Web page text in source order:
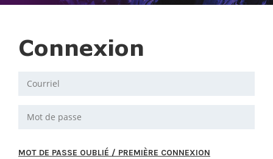
Connexion
MOT DE PASSE OUBLIÉ / PREMIÈRE CONNEXION